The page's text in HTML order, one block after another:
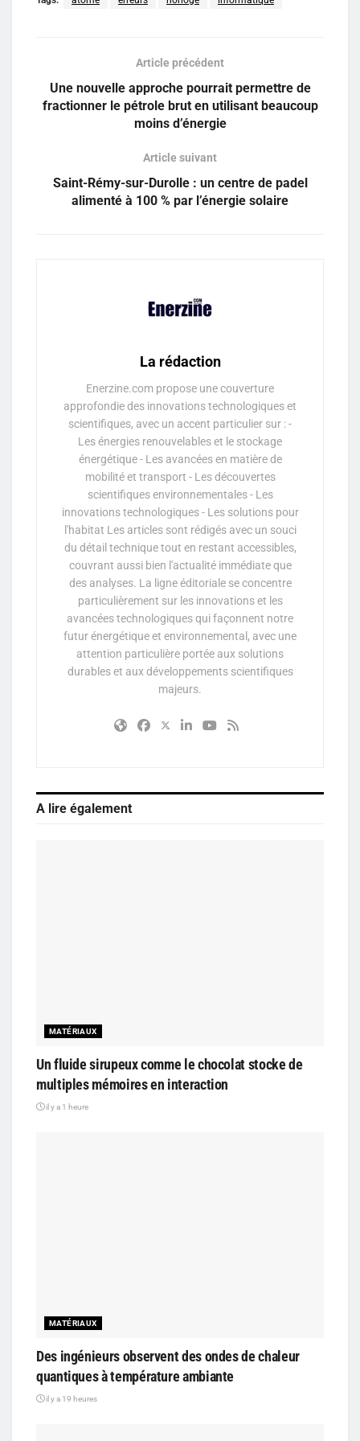
Article précédent
Une nouvelle approche pourrait permettre de
fractionner le pétrole brut en utilisant beaucoup
moins d’énergie
Article suivant
Saint-Rémy-sur-Durolle : un centre de padel
alimenté à 100 % par l’énergie solaire
La rédaction
Enerzine.com propose une couverture
approfondie des innovations technologiques et
scientifiques, avec un accent particulier sur : -
Les énergies renouvelables et le stockage
énergétique - Les avancées en matière de
mobilité et transport - Les découvertes
scientifiques environnementales - Les
innovations technologiques - Les solutions pour
l'habitat Les articles sont rédigés avec un souci
du détail technique tout en restant accessibles,
couvrant aussi bien l'actualité immédiate que
des analyses. La ligne éditoriale se concentre
particulièrement sur les innovations et les
avancées technologiques qui façonnent notre
futur énergétique et environnemental, avec une
attention particulière portée aux solutions
durables et aux développements scientifiques
majeurs.
A lire également
MATÉRIAUX
Un fluide sirupeux comme le chocolat stocke de
multiples mémoires en interaction
il y a 1 heure
MATÉRIAUX
Des ingénieurs observent des ondes de chaleur
quantiques à température ambiante
il y a 19 heures